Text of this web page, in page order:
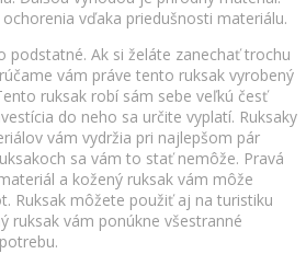
vďaka priedušnosti materiálu.
podstatné. Ak si želáte zanechať trochu
vám práve tento ruksak vyrobený
ruksak robí sám sebe veľkú česť
do neho sa určite vyplatí. Ruksaky
vám vydržia pri najlepšom pár
sa vám to stať nemôže. Pravá
a kožený ruksak vám môže
Ruksak môžete použiť aj na turistiku
ruksak vám ponúkne všestranné